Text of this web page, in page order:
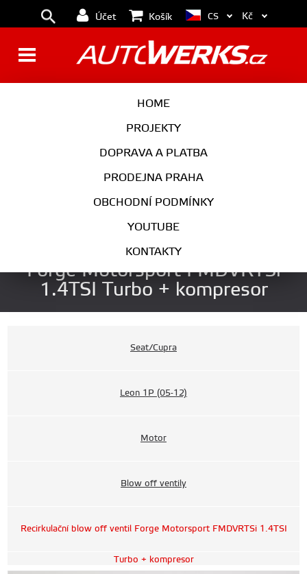
Účet Košík
HOME
PROJEKTY
DOPRAVA A PLATBA
PRODEJNA PRAHA
OBCHODNÍ PODMÍNKY
YOUTUBE
KONTAKTY
CS Kč
PODVOZEK
VÝFUK
INTERIÉR
AUTOKOSMETIKA
Recirkulační blow off ventil
Forge Motorsport FMDVRTSi
1.4TSI Turbo + kompresor
Seat/Cupra
Leon 1P (05-12)
Motor
Blow off ventily
Recirkulační blow off ventil Forge Motorsport FMDVRTSi 1.4TSI
Turbo + kompresor